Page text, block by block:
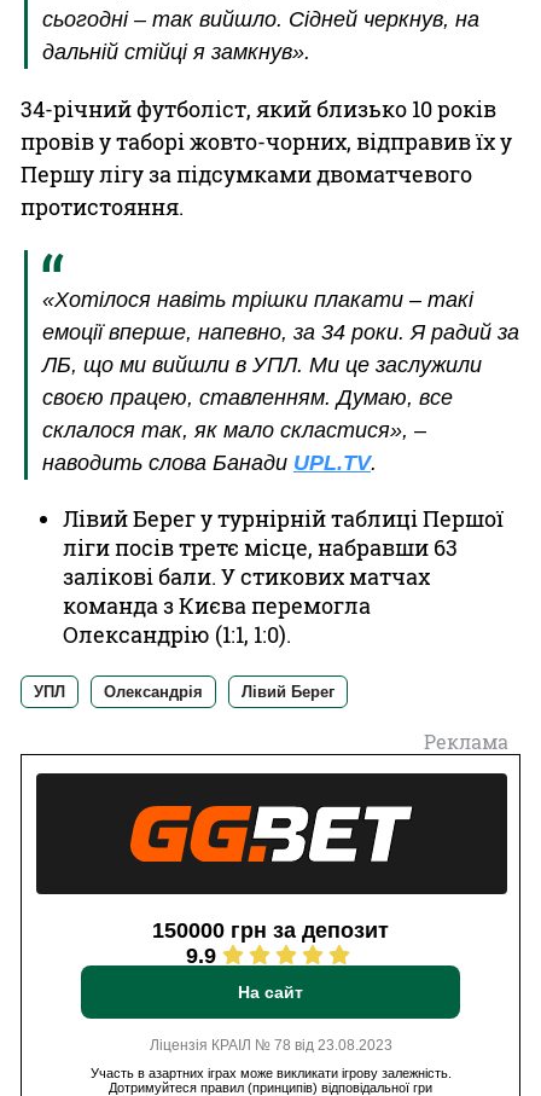
сьогодні – так вийшло. Сідней черкнув, на
дальній стійці я замкнув».
34-річний футболіст, який близько 10 років
провів у таборі жовто-чорних, відправив їх у
Першу лігу за підсумками двоматчевого
протистояння.
«Хотілося навіть трішки плакати – такі
емоції вперше, напевно, за 34 роки. Я радий за
ЛБ, що ми вийшли в УПЛ. Ми це заслужили
своєю працею, ставленням. Думаю, все
склалося так, як мало скластися», –
наводить слова Банади UPL.TV.
Лівий Берег у турнірній таблиці Першої
ліги посів третє місце, набравши 63
залікові бали. У стикових матчах
команда з Києва перемогла
Олександрію (1:1, 1:0).
УПЛ Олександрія Лівий Берег
Реклама
150000 грн за депозит
9.9
На сайт
Ліцензія КРАІЛ № 78 від 23.08.2023
Участь в азартних іграх може викликати ігрову залежність.
Дотримуйтеся правил (принципів) відповідальної гри